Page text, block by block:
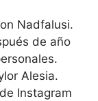
Nadfalusi.
de año
Alesia.
Instagram